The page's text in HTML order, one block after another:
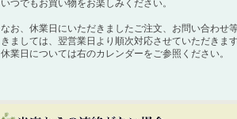
いつでもお買い物をお楽しみください。
なお、休業日にいただきましたご注文、お問い合わせ
きましては、翌営業日より順次対応させていただきま
休業日については右のカレンダーをご参照ください。